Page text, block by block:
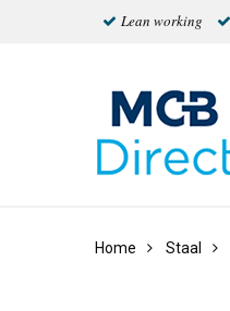
Lean working
Home Staal